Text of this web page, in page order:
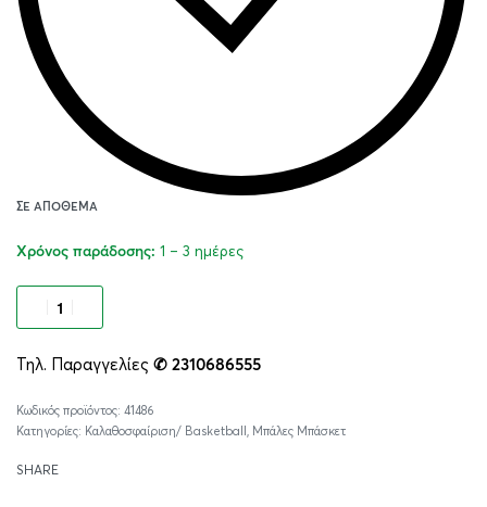
ΣΕ ΑΠΌΘΕΜΑ
Χρόνος παράδοσης: 1 – 3 ημέρες
Τηλ. Παραγγελίες ✆ 2310686555
41486
Κατηγορίες: Καλαθοσφαίριση/ Basketball , Μπάλες Μπάσκετ
SHARE